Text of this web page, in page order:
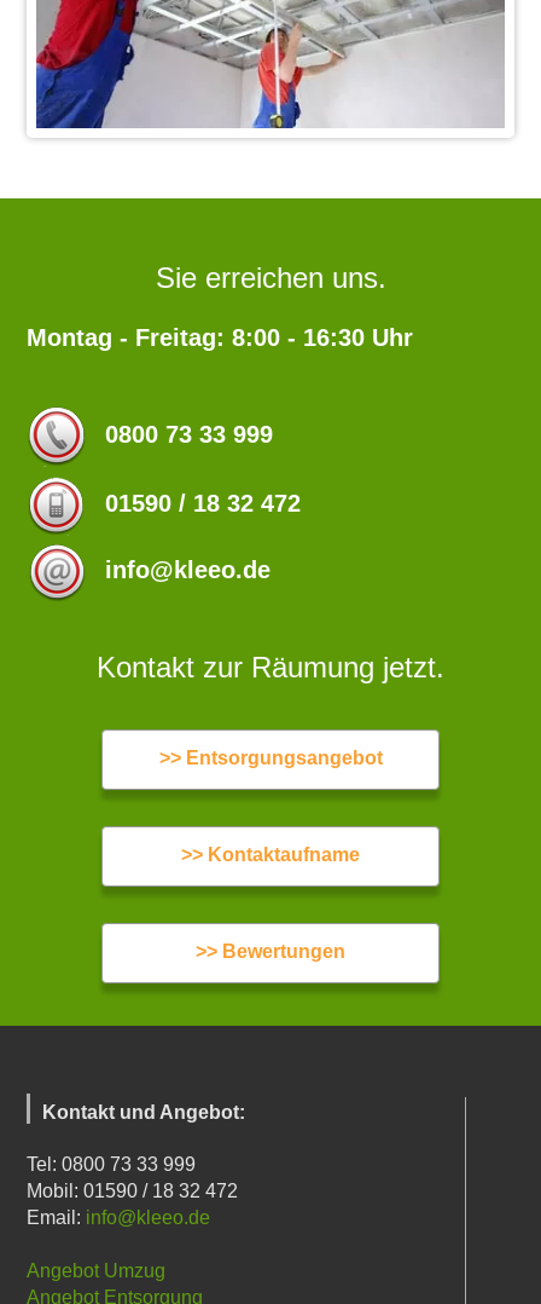
Sie erreichen uns.
Montag - Freitag: 8:00 - 16:30 Uhr
0800 73 33 999
01590 / 18 32 472
info@kleeo.de
Kontakt zur Räumung jetzt.
>> Entsorgungsangebot
>> Kontaktaufname
>> Bewertungen
Kontakt und Angebot:
Tel: 0800 73 33 999
Mobil: 01590 / 18 32 472
Email: info@kleeo.de
Angebot Umzug
Angebot Entsorgung